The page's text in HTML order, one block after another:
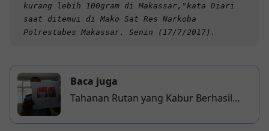
kurang lebih 100gram di Makassar,"kata Diari
saat ditemui di Mako Sat Res Narkoba
Polrestabes Makassar. Senin (17/7/2017).
Baca juga
Tahanan Rutan yang Kabur Berhasil